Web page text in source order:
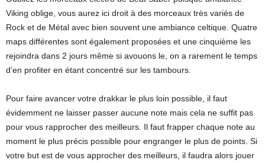
Viking oblige, vous aurez ici droit à des morceaux très variés de
Rock et de Métal avec bien souvent une ambiance celtique. Quatre
maps différentes sont également proposées et une cinquième les
rejoindra dans 2 jours même si avouons le, on a rarement le temps
d’en profiter en étant concentré sur les tambours.
Pour faire avancer votre drakkar le plus loin possible, il faut
évidemment ne laisser passer aucune note mais cela ne suffit pas
pour vous rapprocher des meilleurs. Il faut frapper chaque note au
moment le plus précis possible pour engranger le plus de points. Si
votre but est de vous approcher des meilleurs, il faudra alors jouer